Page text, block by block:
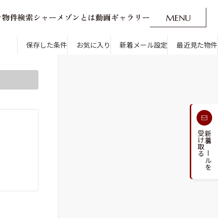
物件検索シ ャーメ ゾン とは動画ギャ ラ リ ー MENU
O
新着メール設定 最近見た物件 CLOSE
新着メールを
受け取る
保存した条件 お気に入り 新着メール設定 最近見た物件
。